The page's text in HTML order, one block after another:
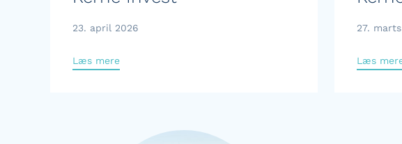
23. april 2026
Læs mere
27.
Læs